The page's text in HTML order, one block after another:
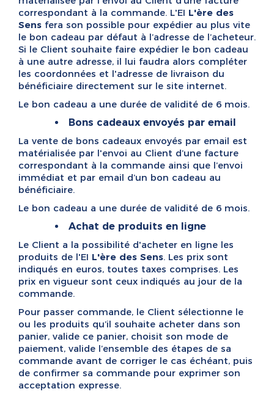
correspondant à la commande. L'EI L'ère des
Sens fera son possible pour expédier au plus vite
le bon cadeau par défaut à l’adresse de l’acheteur.
Si le Client souhaite faire expédier le bon cadeau
à une autre adresse, il lui faudra alors compléter
les coordonnées et l'adresse de livraison du
bénéficiaire directement sur le site internet.
Le bon cadeau a une durée de validité de 6 mois.
Bons cadeaux envoyés par email
La vente de bons cadeaux envoyés par email est
matérialisée par l'envoi au Client d’une facture
correspondant à la commande ainsi que l’envoi
immédiat et par email d’un bon cadeau au
bénéficiaire.
Le bon cadeau a une durée de validité de 6 mois.
Achat de produits en ligne
Le Client a la possibilité d'acheter en ligne les
produits de l'EI L'ère des Sens. Les prix sont
indiqués en euros, toutes taxes comprises. Les
prix en vigueur sont ceux indiqués au jour de la
commande.
Pour passer commande, le Client sélectionne le
ou les produits qu’il souhaite acheter dans son
panier, valide ce panier, choisit son mode de
paiement, valide l’ensemble des étapes de sa
commande avant de corriger le cas échéant, puis
de confirmer sa commande pour exprimer son
acceptation expresse.